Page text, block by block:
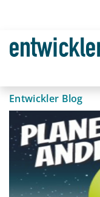
Entwickler Blog